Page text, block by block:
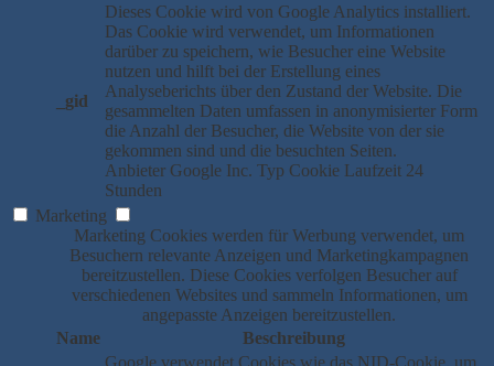
_gid
Dieses Cookie wird von Google Analytics installiert.
Das Cookie wird verwendet, um Informationen
darüber zu speichern, wie Besucher eine Website
nutzen und hilft bei der Erstellung eines
Analyseberichts über den Zustand der Website. Die
gesammelten Daten umfassen in anonymisierter Form
die Anzahl der Besucher, die Website von der sie
gekommen sind und die besuchten Seiten.
Anbieter Google Inc. Typ Cookie Laufzeit 24
Stunden
Marketing
Marketing Cookies werden für Werbung verwendet, um
Besuchern relevante Anzeigen und Marketingkampagnen
bereitzustellen. Diese Cookies verfolgen Besucher auf
verschiedenen Websites und sammeln Informationen, um
angepasste Anzeigen bereitzustellen.
Name
Beschreibung
Google verwendet Cookies wie das NID-Cookie, um